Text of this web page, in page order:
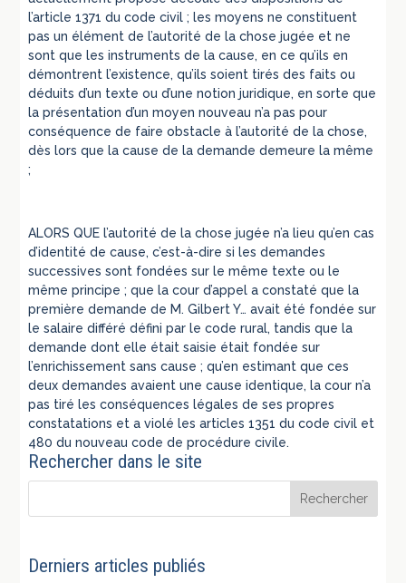
l’article 1371 du code civil ; les moyens ne constituent
pas un élément de l’autorité de la chose jugée et ne
sont que les instruments de la cause, en ce qu’ils en
démontrent l’existence, qu’ils soient tirés des faits ou
déduits d’un texte ou d’une notion juridique, en sorte que
la présentation d’un moyen nouveau n’a pas pour
conséquence de faire obstacle à l’autorité de la chose,
dès lors que la cause de la demande demeure la même
;
ALORS QUE l’autorité de la chose jugée n’a lieu qu’en cas
d’identité de cause, c’est-à-dire si les demandes
successives sont fondées sur le même texte ou le
même principe ; que la cour d’appel a constaté que la
première demande de M. Gilbert Y… avait été fondée sur
le salaire différé défini par le code rural, tandis que la
demande dont elle était saisie était fondée sur
l’enrichissement sans cause ; qu’en estimant que ces
deux demandes avaient une cause identique, la cour n’a
pas tiré les conséquences légales de ses propres
constatations et a violé les articles 1351 du code civil et
480 du nouveau code de procédure civile.
Rechercher dans le site
Derniers articles publiés